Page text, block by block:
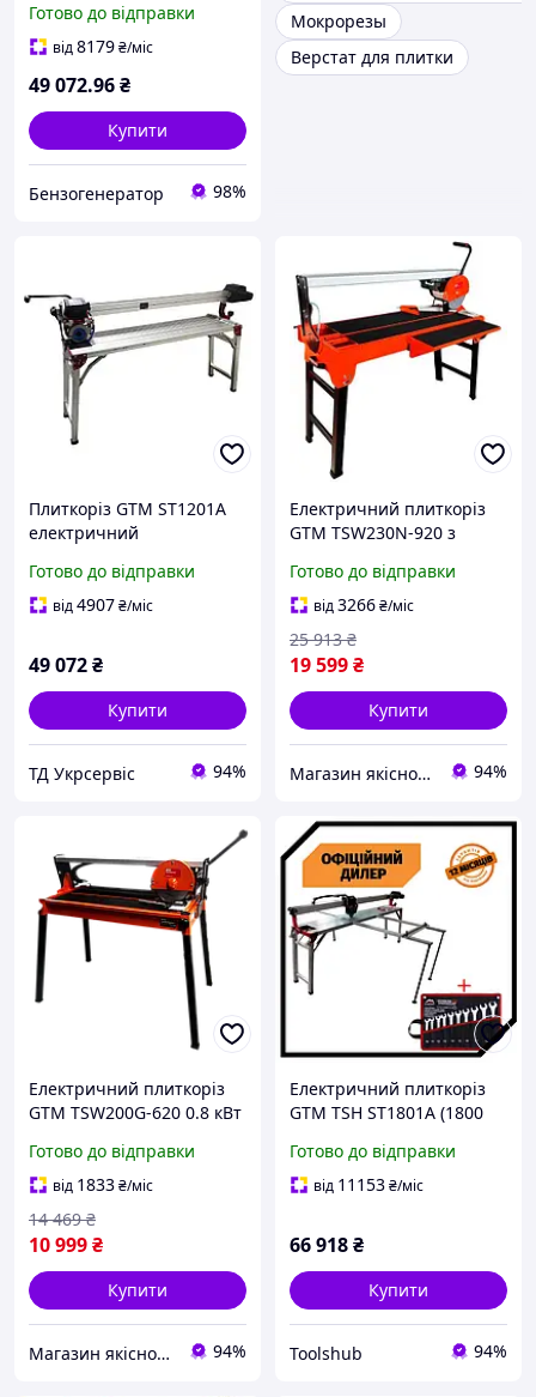
каретки 1200 мм Лазер
1750 Вт
Готово до відправки
від8179₴/міс
49 072.96₴
Купити
Бензогенератор 98%
Мокрорезы
Верстат для плитки
Плиткоріз GTM ST1201A
електричний
Готово до відправки
від4907₴/міс
49 072₴
Купити
ТД Укрсервіс 94%
Електричний плиткоріз
GTM TSW230N-920 з
1.2 кВт 92 см різання
плитки диск 230 см
Готово до відправки
від3266₴/міс
19 599₴
25 913 ₴
Купити
Магазин якісного інструменту Tools Shop 24/7 94%
Електричний плиткоріз
GTM TSW200G-620 0.8 кВт
диск 200 см
Готово до відправки
від 1833₴/міс
10 999₴
14 469 ₴
Купити
Магазин якісного інструменту Tools Shop 24/7 94%
Електричний плиткоріз
GTM TSH ST1801A (1800
автоматична подача
Готово до відправки
від 11153₴/міс
66 918₴
Купити
Toolshub 94%